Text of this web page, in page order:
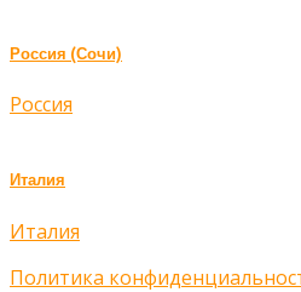
Россия (Сочи)
Россия
Италия
Италия
Политика